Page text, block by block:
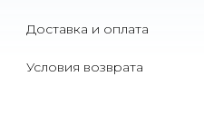
Доставка и оплата
Условия возврата